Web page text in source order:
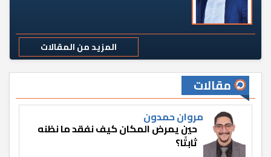
المزيد من المقالات
مقالات
مروان حمدون
حين يمرض المكان كيف نفقد ما نظنه
ثابتًا؟